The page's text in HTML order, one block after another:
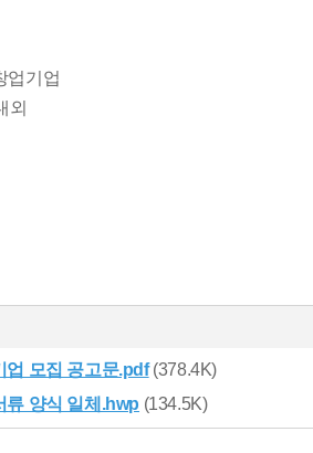
업기업
외
업 모집 공고문.pdf(378.4K)
류 양식 일체.hwp (134.5K)